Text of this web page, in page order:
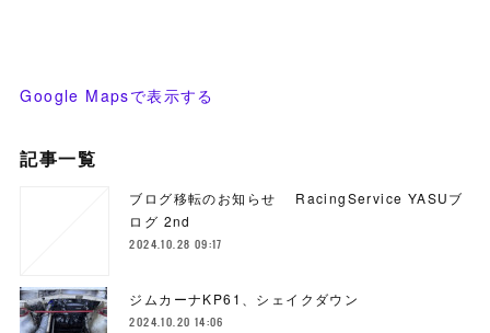
Google Mapsで表示する
記事一覧
ブログ移転のお知らせ RacingService YASUブ
ログ 2nd
2024.10.28 09:17
ジムカーナKP61、シェイクダウン
2024.10.20 14:06